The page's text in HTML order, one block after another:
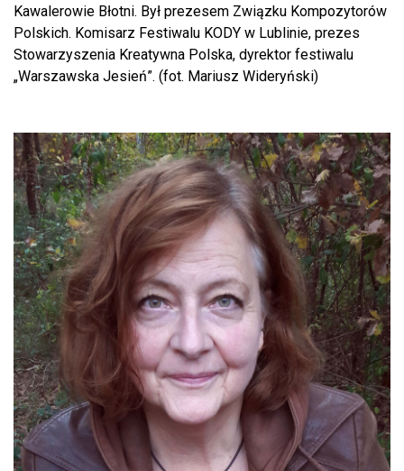
Kawalerowie Błotni. Był prezesem Związku Kompozytorów
Polskich. Komisarz Festiwalu KODY w Lublinie, prezes
Stowarzyszenia Kreatywna Polska, dyrektor festiwalu
„Warszawska Jesień”. (fot. Mariusz Wideryński)